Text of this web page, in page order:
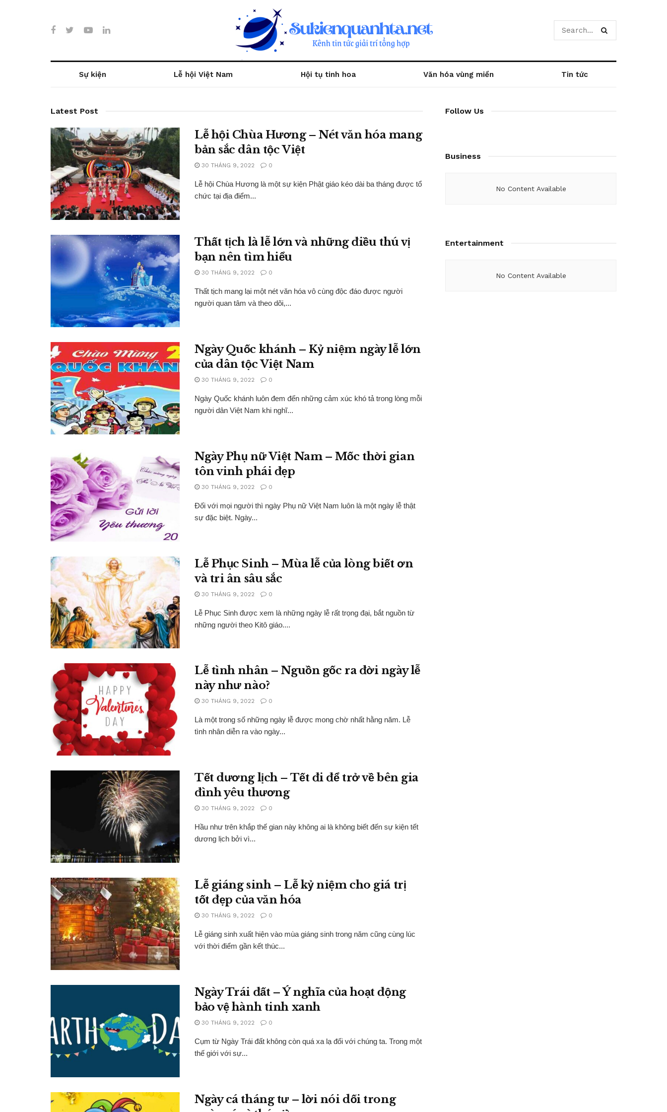
Sự kiện Lễ hội Việt Nam Hội tụ tinh hoa Văn hóa vùng miền Tin tức
Latest Post
Lễ hội Chùa Hương – Nét văn hóa mang
bản sắc dân tộc Việt
30 THÁNG 9, 2022 0
Lễ hội Chùa Hương là một sự kiện Phật giáo kéo dài ba tháng được tổ
chức tại địa điểm...
Thất tịch là lễ lớn và những điều thú vị
bạn nên tìm hiểu
30 THÁNG 9, 2022 0
Thất tịch mang lại một nét văn hóa vô cùng độc đáo được người
người quan tâm và theo dõi,...
Ngày Quốc khánh – Kỷ niệm ngày lễ lớn
của dân tộc Việt Nam
30 THÁNG 9, 2022 0
Ngày Quốc khánh luôn đem đến những cảm xúc khó tả trong lòng mỗi
người dân Việt Nam khi nghĩ...
Ngày Phụ nữ Việt Nam – Mốc thời gian
tôn vinh phái đẹp
30 THÁNG 9, 2022 0
Đối với mọi người thì ngày Phụ nữ Việt Nam luôn là một ngày lễ thật
sự đặc biệt. Ngày...
Lễ Phục Sinh – Mùa lễ của lòng biết ơn
và tri ân sâu sắc
30 THÁNG 9, 2022 0
Lễ Phục Sinh được xem là những ngày lễ rất trọng đại, bắt nguồn từ
những người theo Kitô giáo....
Lễ tình nhân – Nguồn gốc ra đời ngày lễ
này như nào?
30 THÁNG 9, 2022 0
Là một trong số những ngày lễ được mong chờ nhất hằng năm. Lễ
tình nhân diễn ra vào ngày...
Tết dương lịch – Tết đi để trở về bên gia
đình yêu thương
30 THÁNG 9, 2022 0
Hầu như trên khắp thế gian này không ai là không biết đến sự kiện tết
dương lịch bởi vì...
Lễ giáng sinh – Lễ kỷ niệm cho giá trị
tốt đẹp của văn hóa
30 THÁNG 9, 2022 0
Lễ giáng sinh xuất hiện vào mùa giáng sinh trong năm cũng cùng lúc
với thời điểm gần kết thúc...
Ngày Trái đất – Ý nghĩa của hoạt động
bảo vệ hành tinh xanh
30 THÁNG 9, 2022 0
Cụm từ Ngày Trái đất không còn quá xa lạ đối với chúng ta. Trong một
thế giới với sự...
Ngày cá tháng tư – lời nói dối trong
Follow Us
Business
No Content Available
Entertainment
No Content Available